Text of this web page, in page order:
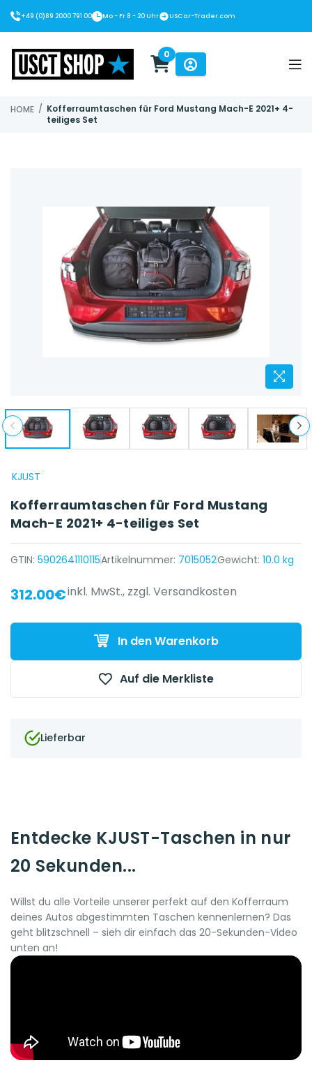
+49 (0)89 2000 791 00 Mo - Fr 8 - 20 Uhr USCar-Trader.com
0
HOME / Kofferraumtaschen für Ford Mustang Mach-E 2021+ 4-
teiliges Set
KJUST
Kofferraumtaschen für Ford Mustang
Mach-E 2021+ 4-teiliges Set
GTIN: 5902641110115Artikelnummer: 7015052Gewicht: 10.0 kg
{{ name }} auf {{ platform }}
312.00€inkl. MwSt., zzgl. Versandkosten
In den Warenkorb
Auf die Merkliste
Lieferbar
Entdecke KJUST-Taschen in nur
20 Sekunden...
Willst du alle Vorteile unserer perfekt auf den Kofferraum
deines Autos abgestimmten Taschen kennenlernen? Das
geht blitzschnell – sieh dir einfach das 20-Sekunden-Video
unten an!